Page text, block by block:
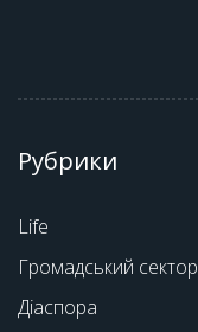
Рубрики
Life
Громадський сектор
Діаспора